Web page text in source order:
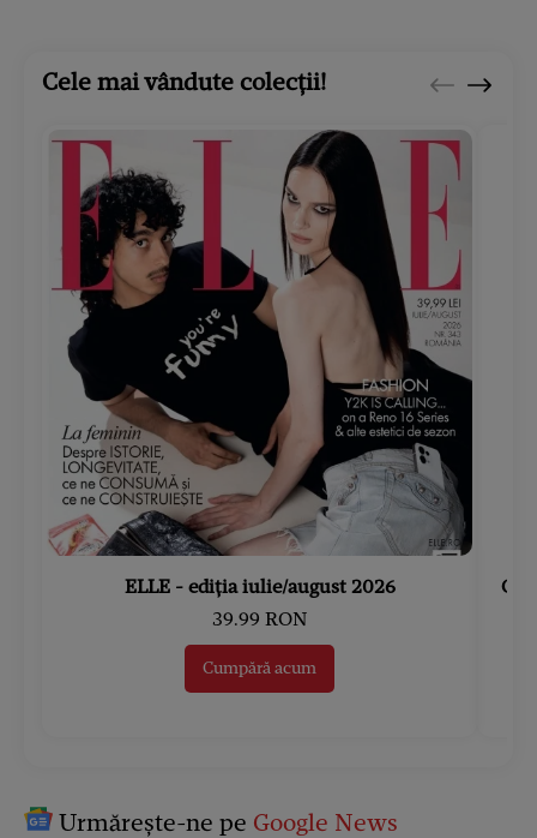
Cele mai vândute colecții!
ELLE - ediția iulie/august 2026
39.99 RON
Cumpără acum
Urmărește-ne pe Google News